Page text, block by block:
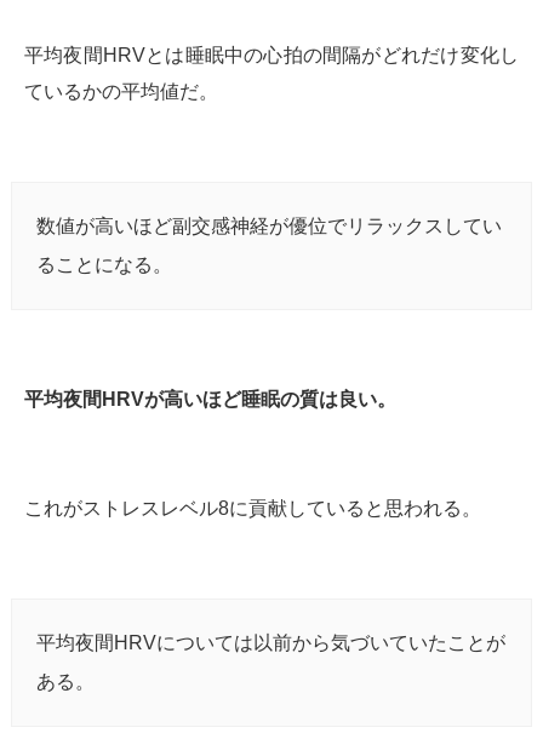
平均夜間HRVとは睡眠中の心拍の間隔がどれだけ変化し
ているかの平均値だ。
数値が高いほど副交感神経が優位でリラックスしてい
ることになる。
平均夜間HRVが高いほど睡眠の質は良い。
これがストレスレベル8に貢献していると思われる。
平均夜間HRVについては以前から気づいていたことが
ある。